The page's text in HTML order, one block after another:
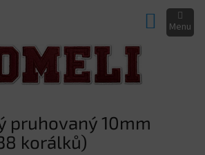
KOŠÍK
pruhovaný 10mm
korálků)